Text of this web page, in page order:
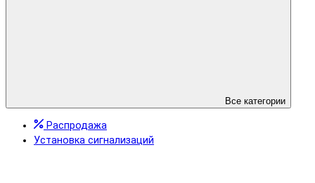
Все категории
Распродажа
Установка сигнализаций